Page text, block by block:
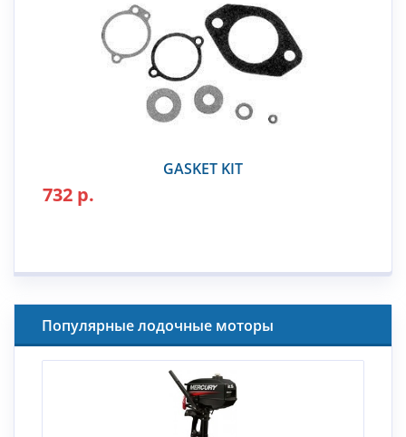
GASKET KIT
732 р.
Популярные лодочные моторы